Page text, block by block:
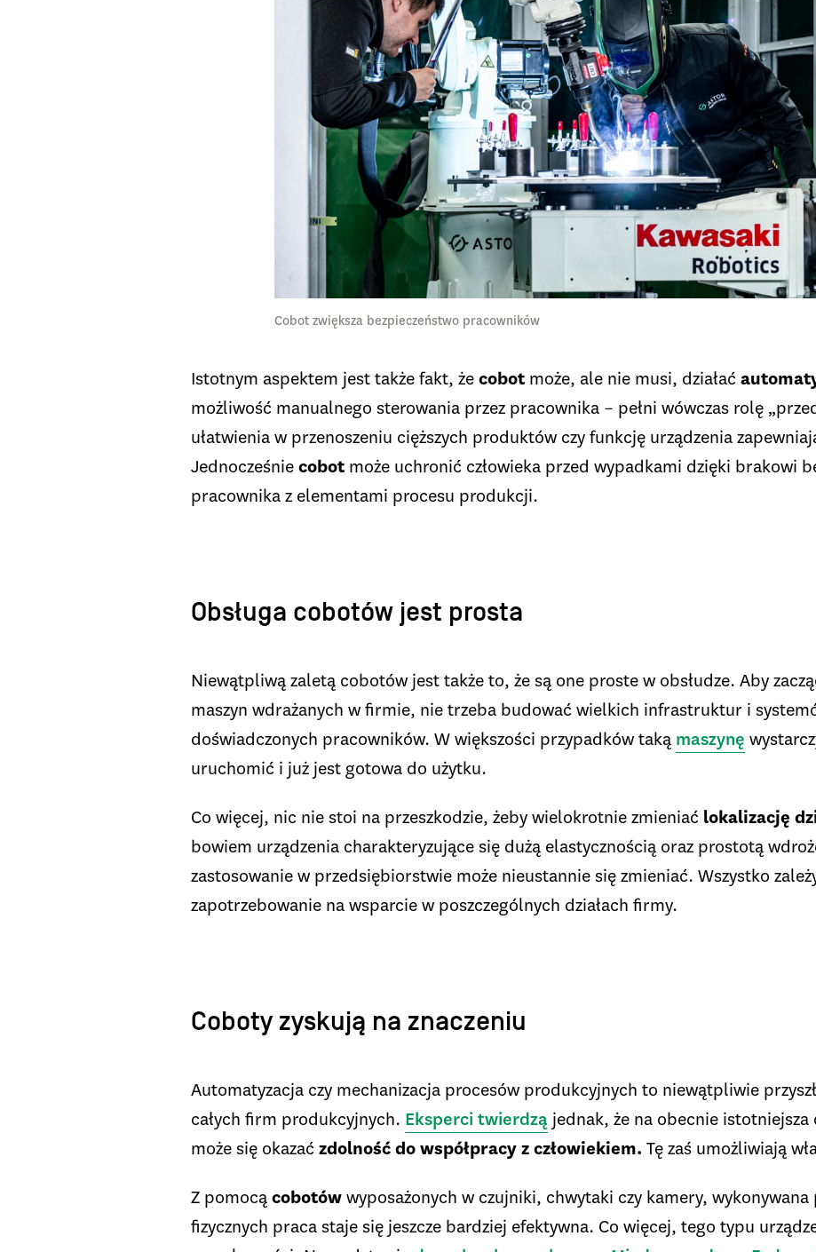
Cobot zwiększa bezpieczeństwo pracowników
Istotnym aspektem jest także fakt, żecobot może, ale nie musi, działać
możliwość manualnego sterowania przez pracownika – pełni wówczas rolę
ułatwienia w przenoszeniu cięższych produktów czy funkcję urządzenia
Jednocześniecobot może uchronić człowieka przed wypadkami dzięki brakowi
pracownika z elementami procesu produkcji.
Obsługa cobotów jest prosta
Niewątpliwą zaletą cobotów jest także to, że są one proste w obsłudze. Aby
maszyn wdrażanych w firmie, nie trzeba budować wielkich infrastruktur i
doświadczonych pracowników. W większości przypadków taką maszynę
uruchomić i już jest gotowa do użytku.
Co więcej, nic nie stoi na przeszkodzie, żeby wielokrotnie zmieniać lokalizację
bowiem urządzenia charakteryzujące się dużą elastycznością oraz prostotą
zastosowanie w przedsiębiorstwie może nieustannie się zmieniać. Wszystko
zapotrzebowanie na wsparcie w poszczególnych działach firmy.
Coboty zyskują na znaczeniu
Automatyzacja czy mechanizacja procesów produkcyjnych to niewątpliwie
całych firm produkcyjnych. Eksperci twierdzą jednak, że na obecnie
może się okazaćzdolność do współpracy z człowiekiem.Tę zaś umożliwiają
Z pomocącobotówwyposażonych w czujniki, chwytaki czy kamery,
fizycznych praca staje się jeszcze bardziej efektywna. Co więcej, tego typu